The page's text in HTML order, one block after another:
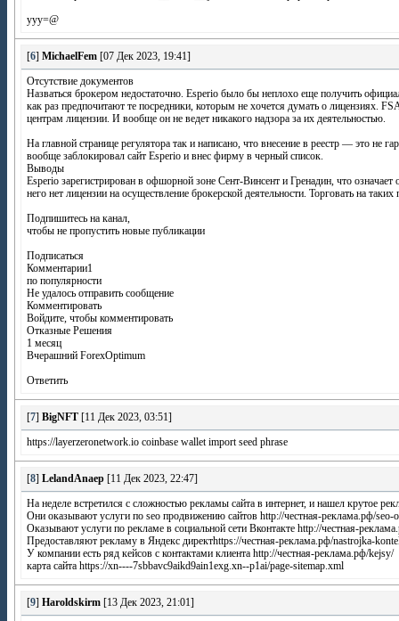
yyy=@
6 MichaelFem [07 Дек 2023, 19:41]
Отсутствие документов
Назваться брокером недостаточно. Esperio было бы неплохо еще получить
как раз предпочитают те посредники, которым не хочется думать о лицензиях.
центрам лицензии. И вообще он не ведет никакого надзора за их деятельностью.
На главной странице регулятора так и написано, что внесение в реестр — это не
вообще заблокировал сайт Esperio и внес фирму в черный список.
Выводы
Esperio зарегистрирован в офшорной зоне Сент-Винсент и Гренадин, что
него нет лицензии на осуществление брокерской деятельности. Торговать на
Подпишитесь на канал,
чтобы не пропустить новые публикации
Подписаться
Комментарии1
по популярности
Не удалось отправить сообщение
Комментировать
Войдите, чтобы комментировать
Отказные Решения
1 месяц
Вчерашний ForexOptimum
Ответить
7 BigNFT [11 Дек 2023, 03:51]
https://layerzeronetwork.io coinbase wallet import seed phrase
8 LelandAnaep [11 Дек 2023, 22:47]
На неделе встретился с сложностью рекламы сайта в интернет, и нашел крутое
Они оказывают услуги по seo продвижению сайтов http://честная-реклама.рф/
Оказывают услуги по рекламе в социальной сети Вконтакте http://честная-
Предоставляют рекламу в Яндекс директhttps://честная-реклама.рф/nastrojka-
У компании есть ряд кейсов с контактами клиента http://честная-реклама.рф/kejsy/
карта сайта https://xn----7sbbavc9aikd9ain1exg.xn--p1ai/page-sitemap.xml
9 Haroldskirm [13 Дек 2023, 21:01]